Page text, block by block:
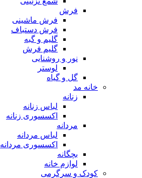
فرش
فرش ماشینی
فرش دستباف
گلیم و گبه
گلیم فرش
نور و روشنایی
لوستر
گل و گیاه
خانه مد
زنانه
لباس زنانه
اکسسوری زنانه
مردانه
لباس مردانه
اکسسوری مردانه
بچگانه
لوازم خانه
کودک و سرگرمی